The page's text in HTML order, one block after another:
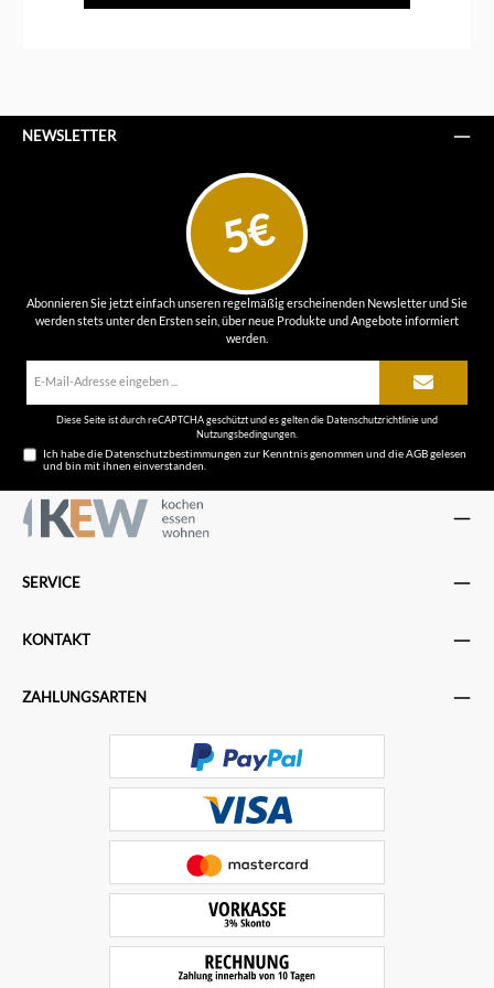
NEWSLETTER
5€
Abonnieren Sie jetzt einfach unseren regelmäßig erscheinenden Newsletter und Sie
werden stets unter den Ersten sein, über neue Produkte und Angebote informiert
werden.
Diese Seite ist durch reCAPTCHA geschützt und es gelten dieDatenschutzrichtlinieund
Nutzungsbedingungen
Ich habe dieDatenschutzbestimmungen zur Kenntnis genommen und dieAGBgelesen
und bin mit ihnen einverstanden.
SERVICE
KONTAKT
ZAHLUNGSARTEN